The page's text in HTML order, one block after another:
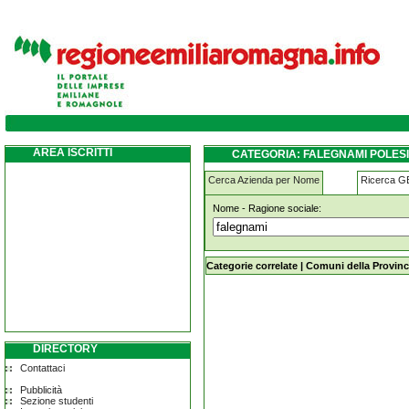
falegnami polesine-parmense
AREA ISCRITTI
DIRECTORY
Contattaci
Pubblicità
Sezione studenti
CATEGORIA: FALEGNAMI
Cerca Azienda per Nome Ricerca
Nome - Ragione sociale:
falegnami polesine-parmense
Categorie correlate | Comuni della